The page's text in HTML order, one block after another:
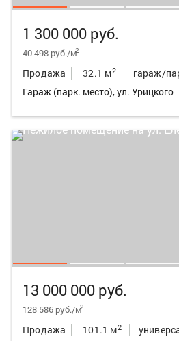
1 300 000 руб.
40 498 руб./м2
Продажа 32.1 м2
Гараж (парк. место), ул. Урицкого
13 000 000 руб.
128 586 руб./м2
Продажа 101.1 м2